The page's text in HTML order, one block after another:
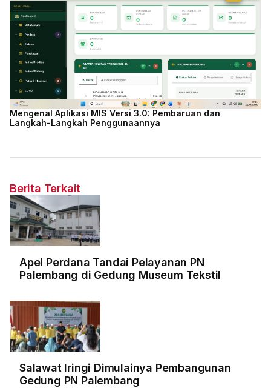
Mengenal Aplikasi MIS Versi 3.0: Pembaruan dan
Langkah-Langkah Penggunaannya
Berita Terkait
Apel Perdana Tandai Pelayanan PN
Palembang di Gedung Museum Tekstil
Salawat Iringi Dimulainya Pembangunan
Gedung PN Palembang